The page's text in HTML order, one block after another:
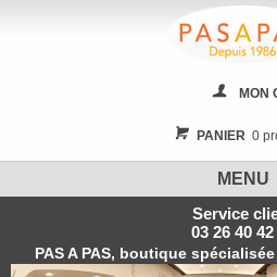
MON
PANIER0
MENU
Service
03 26 40 42
PAS A PAS, boutique